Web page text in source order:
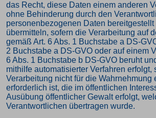
das Recht, diese Daten einem anderen
ohne Behinderung durch den
personenbezogenen Daten bereitgestellt
übermitteln, sofern die Verarbeitung auf
gemäß Art. 6 Abs. 1 Buchstabe a DS-
2 Buchstabe a DS-GVO oder auf einem
6 Abs. 1 Buchstabe b DS-GVO beruht
mithilfe automatisierter Verfahren erfolgt,
Verarbeitung nicht für die Wahrnehmung
erforderlich ist, die im öffentlichen
Ausübung öffentlicher Gewalt erfolgt,
Verantwortlichen übertragen wurde.